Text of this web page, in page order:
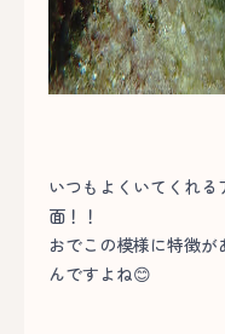
いつもよくいてくれ
面！！
おでこの模様に特徴
んですよね😊